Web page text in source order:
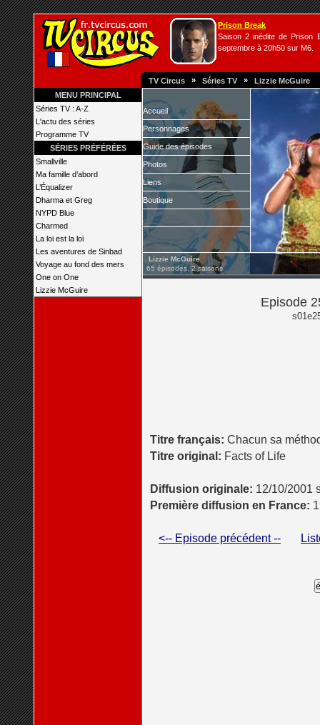
Prison Break
Saison 2 inédite de Prison
septembre à 20h50 sur M6.
TV Circus » Séries TV » Lizzie McGuire
MENU PRINCIPAL
Séries TV : A-Z
L'actu des séries
Programme TV
SÉRIES PRÉFÉRÉES
Smallville
Ma famille d’abord
L’Équalizer
Dharma et Greg
NYPD Blue
Charmed
La loi est la loi
Les aventures de Sinbad
Voyage au fond des mers
One on One
Lizzie McGuire
Accueil
Personnages
Guide des épisodes
Photos
Liens
Boutique
Lizzie McGuire
65 épisodes, 2 saisons
Episode
Titre français: Chacun sa
Titre original: Facts of Life
Diffusion originale: 12/10/2001
Première diffusion en France:
<-- Episode précédent --